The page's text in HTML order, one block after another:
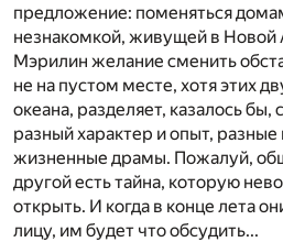
предложение: поменяться
незнакомкой, живущей в Новой
Мэрилин желание сменить
не на пустом месте, хотя этих
океана, разделяет, казалось
разный характер и опыт,
жизненные драмы. Пожалуй,
другой есть тайна, которую
открыть. И когда в конце лета
лицу, им будет что обсудить...